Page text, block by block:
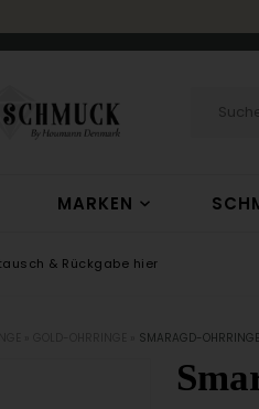
MARKEN
& Rückgabe hier
SMARAGD-OHRRINGE